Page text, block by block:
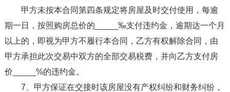
甲方未按本合同第四条规定将房屋及时交付使用，每逾
期一日，按照购房总价的_____‰支付违约金，逾期达一个月
以上的，即视为甲方不履行本合同，乙方有权解除合同，由
甲方承担此次交易中双方的全部交易税费，并向乙方支付房
价_____%的违约金。
7、甲方保证在交接时该房屋没有产权纠纷和财务纠纷，